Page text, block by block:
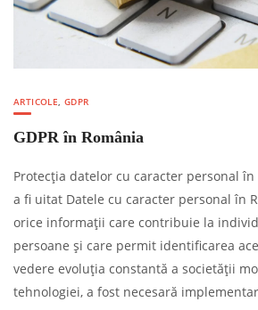
ARTICOLE,GDPR
GDPR în România
Protecția datelor cu caracter personal
a fi uitat Datele cu caracter personal în
orice informații care contribuie la
persoane și care permit identificarea
vedere evoluția constantă a societății
tehnologiei, a fost necesară